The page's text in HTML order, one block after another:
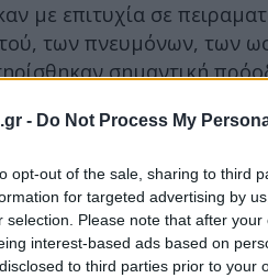
- Do Not Process My
opt-out of the sale, sharing to third
for targeted advertising by
selection. Please note that after
interest-based ads based on
to third parties prior to your
με επιτυχία σε
των πνευμόνων, των
σημαντική
κλινικές δοκιμές σε
της Αριζόνα
της Κινεζικής
μοριακών
περιοδικό